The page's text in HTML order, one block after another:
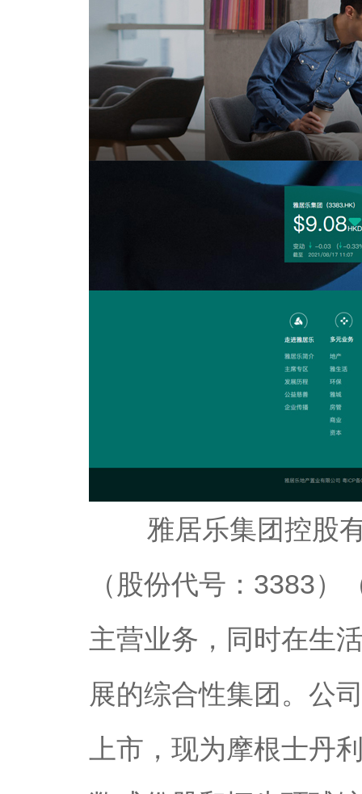
雅居乐集团控股有
（股份代号：3383）
主营业务，同时在生
展的综合性集团。公
上市，现为摩根士丹